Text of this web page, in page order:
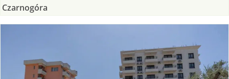
Czarnogóra